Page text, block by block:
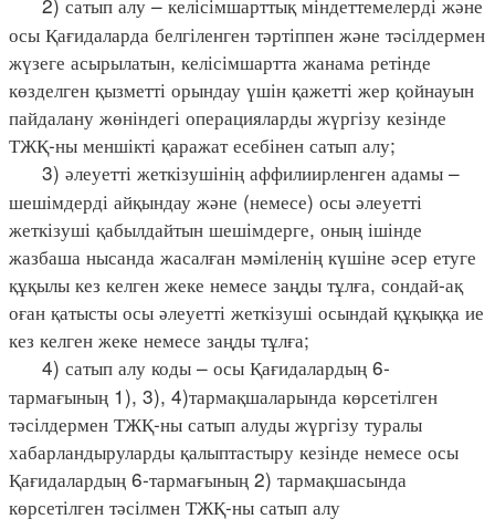
осы Қағидаларда белгіленген тәртіппен және тәсілдермен
жүзеге асырылатын, келісімшартта жанама ретінде
көзделген қызметті орындау үшін қажетті жер қойнауын
пайдалану жөніндегі операцияларды жүргізу кезінде
ТЖҚ-ны меншікті қаражат есебінен сатып алу;
3) әлеуетті жеткізушінің аффилиирленген адамы –
шешімдерді айқындау және (немесе) осы әлеуетті
жеткізуші қабылдайтын шешімдерге, оның ішінде
жазбаша нысанда жасалған мәміленің күшіне әсер етуге
құқылы кез келген жеке немесе заңды тұлға, сондай-ақ
оған қатысты осы әлеуетті жеткізуші осындай құқыққа ие
кез келген жеке немесе заңды тұлға;
4) сатып алу коды – осы Қағидалардың 6-
тармағының 1), 3), 4)тармақшаларында көрсетілген
тәсілдермен ТЖҚ-ны сатып алуды жүргізу туралы
хабарландыруларды қалыптастыру кезінде немесе осы
Қағидалардың 6-тармағының 2) тармақшасында
көрсетілген тәсілмен ТЖҚ-ны сатып алу